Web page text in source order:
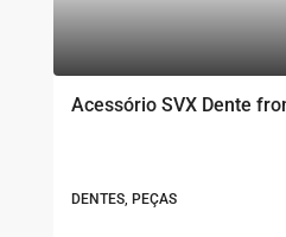
Acessório SVX Dente
DENTES, PEÇAS